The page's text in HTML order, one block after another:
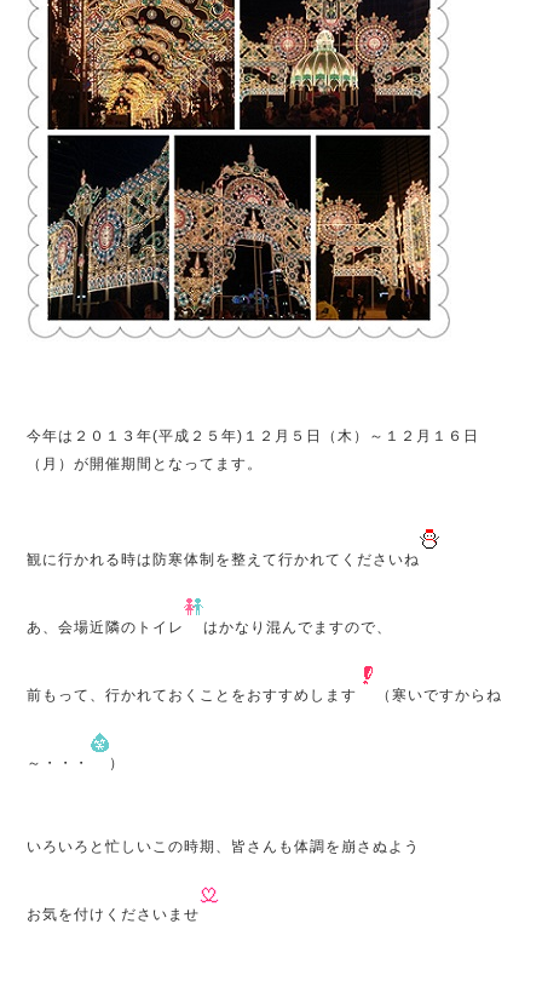
今年は２０１３年(平成２５年)１２月５日（木）～１２月１６日
（月）が開催期間となってます。
観に行かれる時は防寒体制を整えて行かれてくださいね
あ、会場近隣のトイレ はかなり混んでますので、
前もって、行かれておくことをおすすめします （寒いですからね
～・・・ ）
いろいろと忙しいこの時期、皆さんも体調を崩さぬよう
お気を付けくださいませ